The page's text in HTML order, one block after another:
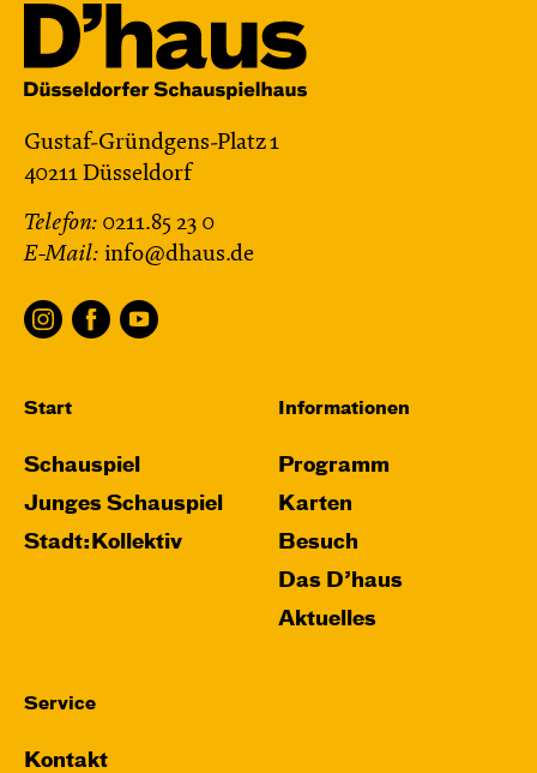
Gustaf-Gründgens-Platz 1
40211 Düsseldorf
Telefon: 0211.85 23 0
E-Mail: info@dhaus.de
Start
Schauspiel
Junges Schauspiel
Stadt:Kollektiv
Informationen
Programm
Karten
Besuch
Das D’haus
Aktuelles
Service
Kontakt